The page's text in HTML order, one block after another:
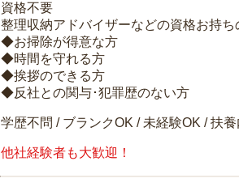
資格不要
整理収納アドバイザーなどの資格お持
◆お掃除が得意な方
◆時間を守れる方
◆挨拶のできる方
◆反社との関与･犯罪歴のない方
学歴不問 / ブランクOK / 未経験OK / 扶
他社経験者も大歓迎！